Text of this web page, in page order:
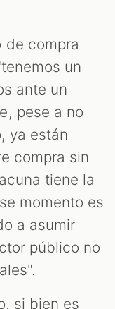
de compra
un
ante un
pese a no
ya están
compra sin
tiene la
momento es
a asumir
público no
si bien es